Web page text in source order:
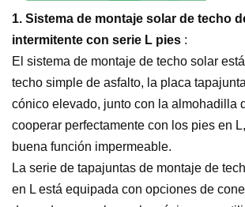
1. Sistema de montaje solar de techo
intermitente con serie L pies :
El sistema de montaje de techo solar
techo simple de asfalto, la placa
cónico elevado, junto con la almohadilla
cooperar perfectamente con los pies en
buena función impermeable.
La serie de tapajuntas de montaje de
en L está equipada con opciones de